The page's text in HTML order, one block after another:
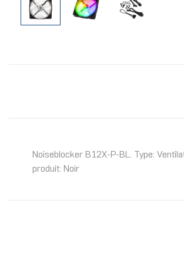
Noiseblocker B12X-P-BL. Type:
produit: Noir